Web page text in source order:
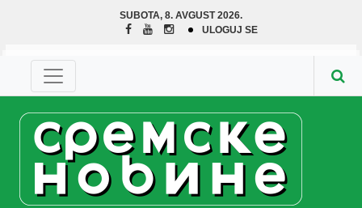
SUBOTA, 8. AVGUST 2026.
ULOGUJ SE